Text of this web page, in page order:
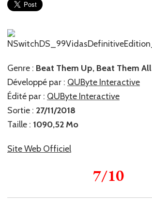
Genre : Beat Them Up, Beat Them All
Développé par : QUByte Interactive
Édité par : QUByte Interactive
Sortie : 27/11/2018
Taille : 1090,52 Mo
Site Web Officiel
7/10